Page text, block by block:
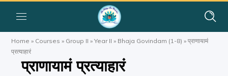
Home » Courses » Group II »Year II » Bhaja Govindam (1-8) »प्राणायामं
प्रत्याहारं
प्राणायामं प्रत्याहारं